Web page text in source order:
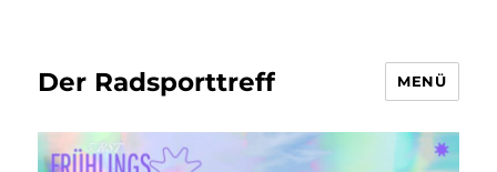
Der Radsporttreff MENÜ